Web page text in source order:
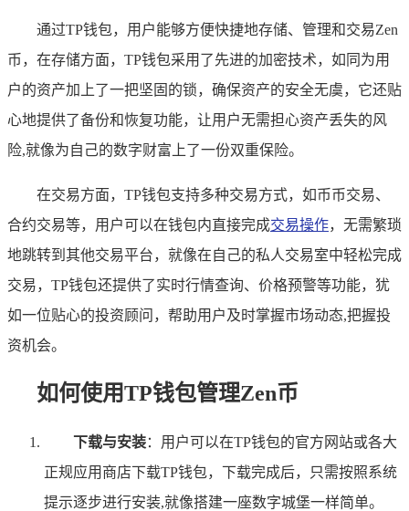
通过TP钱包，用户能够方便快捷地存储、管理和交易Zen
币，在存储方面，TP钱包采用了先进的加密技术，如同为用
户的资产加上了一把坚固的锁，确保资产的安全无虞，它还贴
心地提供了备份和恢复功能，让用户无需担心资产丢失的风
险,就像为自己的数字财富上了一份双重保险。
在交易方面，TP钱包支持多种交易方式，如币币交易、
合约交易等，用户可以在钱包内直接完成交易操作，无需繁琐
地跳转到其他交易平台，就像在自己的私人交易室中轻松完成
交易，TP钱包还提供了实时行情查询、价格预警等功能，犹
如一位贴心的投资顾问，帮助用户及时掌握市场动态,把握投
资机会。
如何使用TP钱包管理Zen币
下载与安装：用户可以在TP钱包的官方网站或各大
正规应用商店下载TP钱包，下载完成后，只需按照系统
提示逐步进行安装,就像搭建一座数字城堡一样简单。